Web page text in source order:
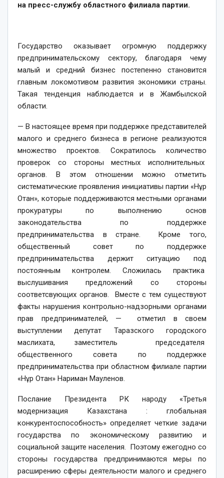
на пресс-службу областного филиала партии.
Государство оказывает огромную поддержку
предпринимательскому сектору, благодаря чему
малый и средний бизнес постепенно становится
главным локомотивом развития экономики страны.
Такая тенденция наблюдается и в Жамбылской
области.
— В настоящее время при поддержке представителей
малого и среднего бизнеса в регионе реализуются
множество проектов. Сократилось количество
проверок со стороны местных исполнительных
органов. В этом отношении можно отметить
систематические проявления инициативы партии «Нұр
Отан», которые поддерживаются местными органами
прокуратуры по выполнению основ
законодательства по поддержке
предпринимательства в стране. Кроме того,
общественный совет по поддержке
предпринимательства держит ситуацию под
постоянным контролем. Сложилась практика
выслушивания предложений со стороны
соответсвующих органов. Вместе с тем существуют
факты нарушения контрольно-надзорными органами
прав предпринимателей, — отметил в своем
выступлении депутат Таразского городского
маслихата, заместитель председателя
общественного совета по поддержке
предпринимательства при областном филиале партии
«Нұр Отан» Нариман Мауленов.
Послание Президента РК народу «Третья
модернизация Казахстана : глобальная
конкурентоспособность» определяет четкие задачи
государства по экономическому развитию и
социальной защите населения. Поэтому ежегодно со
стороны государства предпринимаются меры по
расширению сферы деятельности малого и среднего